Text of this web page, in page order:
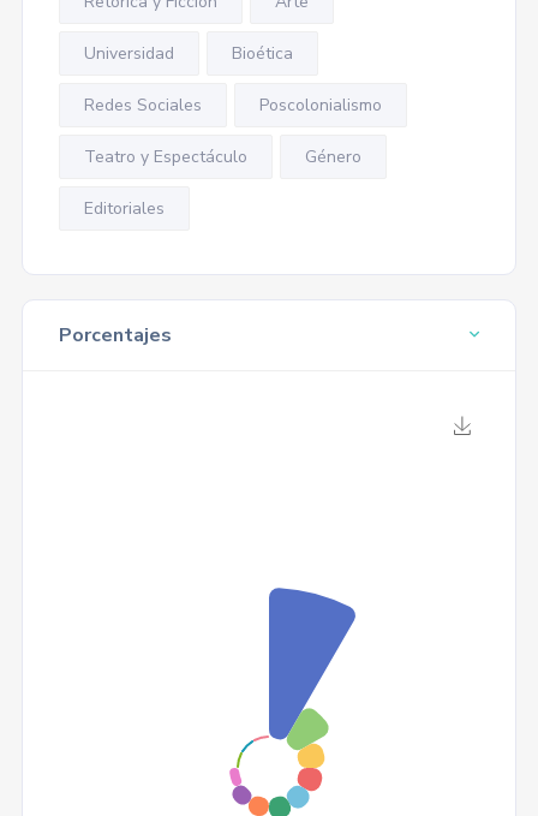
Universidad Bioética
Redes Sociales Poscolonialismo
Teatro y Espectáculo Género
Editoriales
Porcentajes